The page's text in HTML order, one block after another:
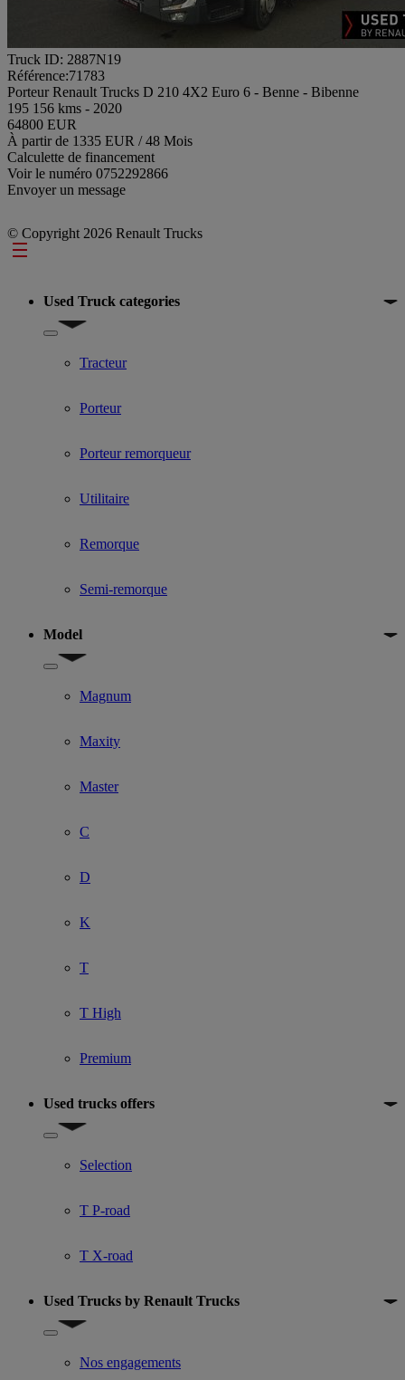
Truck ID: 2887N19
Référence:71783
Porteur Renault Trucks D 210 4X2 Euro 6 - Benne - Bibenne
195 156 kms - 2020
64800 EUR
À partir de 1335 EUR / 48 Mois
Calculette de financement
Voir le numéro 0752292866
Envoyer un message
© Copyright 2026 Renault Trucks
Footer
Used Truck categories
Show submenu for Used Truck categories
Tracteur
Porteur
Porteur remorqueur
Utilitaire
Remorque
Semi-remorque
Model
Show submenu for Model
Magnum
Maxity
Master
C
D
K
T
T High
Premium
Used trucks offers
Show submenu for Used trucks offers
Selection
T P-road
T X-road
Used Trucks by Renault Trucks
Show submenu for Used Trucks by Renault Trucks
Nos engagements